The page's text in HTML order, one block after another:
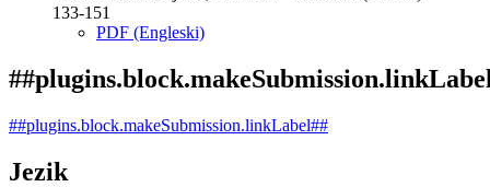
133-151
PDF (Engleski)
##plugins.block.makeSubmission.linkLabel##
Jezik